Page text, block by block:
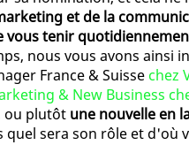
et de la
vous tenir
nous vous avons ainsi
France & Suisse chez
& New Business
ou plutôt une nouvelle en
quel sera son rôle et d'où